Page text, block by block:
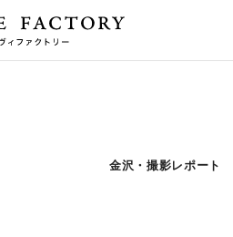
金沢・撮影レポート